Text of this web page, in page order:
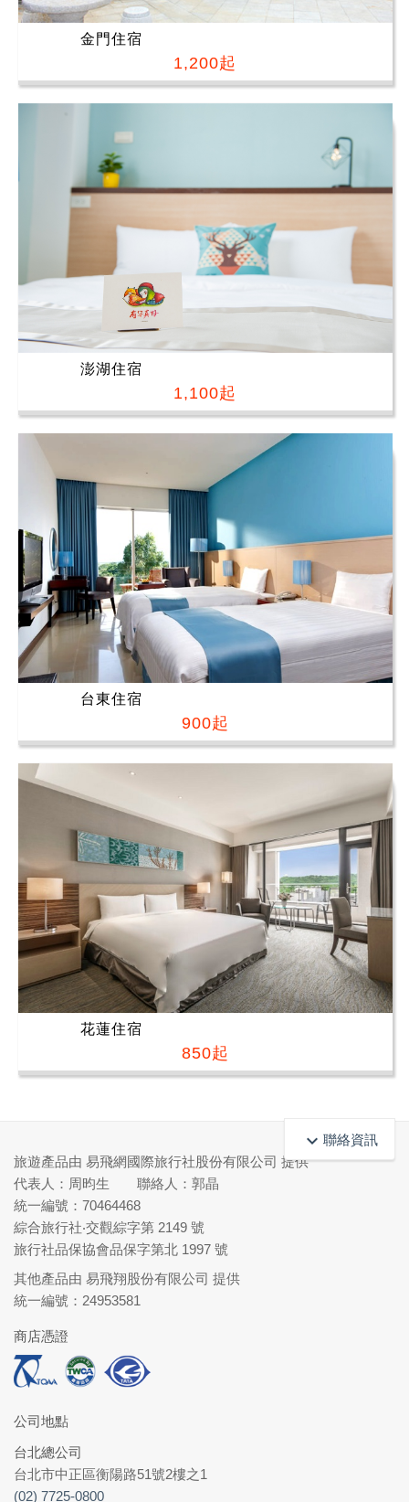
金門住宿
1,200起
澎湖住宿
1,100起
台東住宿
900起
花蓮住宿
850起
keyboard_arrow_up聯絡資訊
旅遊產品由 易飛網國際旅行社股份有限公司 提供
代表人：周昀生 聯絡人：郭晶
統一編號：70464468
綜合旅行社‧交觀綜字第 2149 號
旅行社品保協會品保字第北 1997 號
其他產品由 易飛翔股份有限公司 提供
統一編號：24953581
商店憑證
公司地點
台北總公司
台北市中正區衡陽路51號2樓之1
(02) 7725-0800